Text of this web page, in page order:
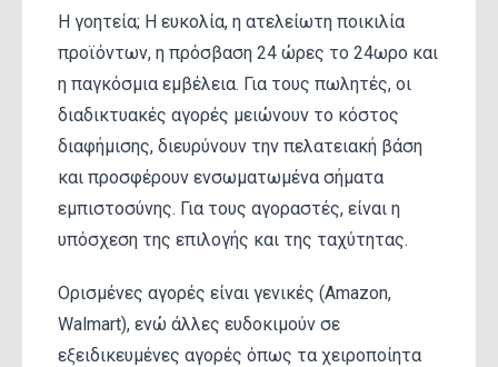
Η γοητεία; Η ευκολία, η ατελείωτη ποικιλία
προϊόντων, η πρόσβαση 24 ώρες το 24ωρο και
η παγκόσμια εμβέλεια. Για τους πωλητές, οι
διαδικτυακές αγορές μειώνουν το κόστος
διαφήμισης, διευρύνουν την πελατειακή βάση
και προσφέρουν ενσωματωμένα σήματα
εμπιστοσύνης. Για τους αγοραστές, είναι η
υπόσχεση της επιλογής και της ταχύτητας.
Ορισμένες αγορές είναι γενικές (Amazon,
Walmart), ενώ άλλες ευδοκιμούν σε
εξειδικευμένες αγορές όπως τα χειροποίητα